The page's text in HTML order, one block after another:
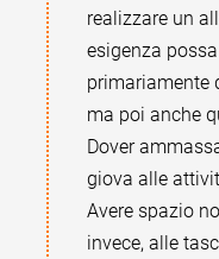
realizzare un
esigenza
primariamente
ma poi anche
Dover
giova alle
Avere spazio
invece, alle